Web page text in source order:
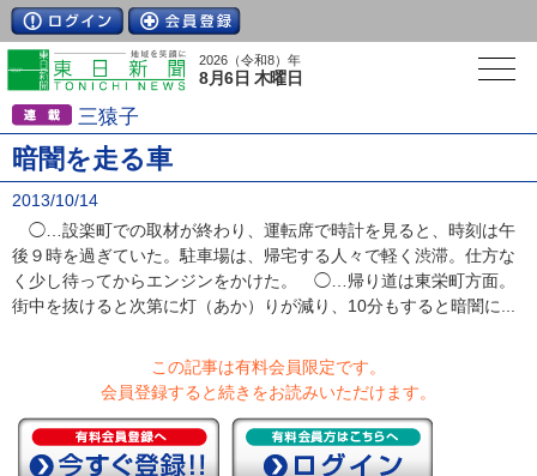
2026（令和8）年
8月6日 木曜日
三猿子
暗闇を走る車
2013/10/14
◯…設楽町での取材が終わり、運転席で時計を見ると、時刻は午
後９時を過ぎていた。駐車場は、帰宅する人々で軽く渋滞。仕方な
く少し待ってからエンジンをかけた。 ◯…帰り道は東栄町方面。
街中を抜けると次第に灯（あか）りが減り、10分もすると暗闇に...
この記事は有料会員限定です。
会員登録すると続きをお読みいただけます。